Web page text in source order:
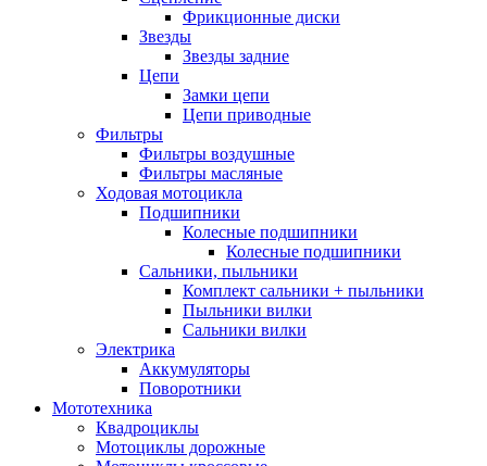
Фрикционные диски
Звезды
Звезды задние
Цепи
Замки цепи
Цепи приводные
Фильтры
Фильтры воздушные
Фильтры масляные
Ходовая мотоцикла
Подшипники
Колесные подшипники
Колесные подшипники
Сальники, пыльники
Комплект сальники + пыльники
Пыльники вилки
Сальники вилки
Электрика
Аккумуляторы
Поворотники
Мототехника
Квадроциклы
Мотоциклы дорожные